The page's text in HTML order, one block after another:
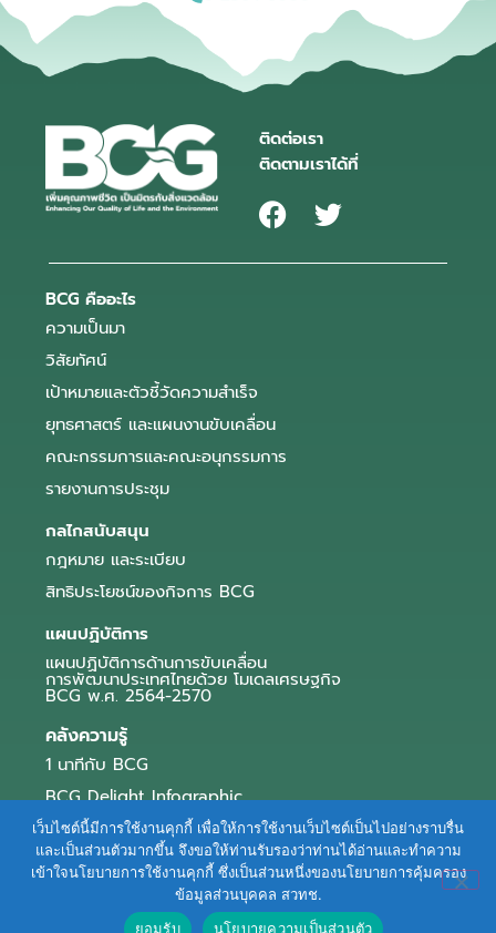
ติดต่อเรา
ติดตามเราได้ที่
BCG คืออะไร
ความเป็นมา
วิสัยทัศน์
เป้าหมายและตัวชี้วัดความสำเร็จ
ยุทธศาสตร์ และแผนงานขับเคลื่อน
คณะกรรมการและคณะอนุกรรมการ
รายงานการประชุม
กลไกสนับสนุน
กฎหมาย และระเบียบ
สิทธิประโยชน์ของกิจการ BCG
แผนปฏิบัติการ
แผนปฏิบัติการด้านการขับเคลื่อน
การพัฒนาประเทศไทยด้วย โมเดลเศรษฐกิจ
BCG พ.ศ. 2564-2570
คลังความรู้
1 นาทีกับ BCG
BCG Delight Infographic
สื่อประชาสัมพันธ์
e-Book Series
ตัวอย่างธุรกิจ BCG
เว็บไซต์นี้มีการใช้งานคุกกี้ เพื่อให้การใช้งานเว็บไซต์เป็นไปอย่างราบรื่น
และเป็นส่วนตัวมากขึ้น จึงขอให้ท่านรับรองว่าท่านได้อ่านและทำความ
เข้าใจนโยบายการใช้งานคุกกี้ ซึ่งเป็นส่วนหนึ่งของนโยบายการคุ้มครอง
ข้อมูลส่วนบุคคล สวทช.
ยอมรับ
นโยบายความเป็นส่วนตัว